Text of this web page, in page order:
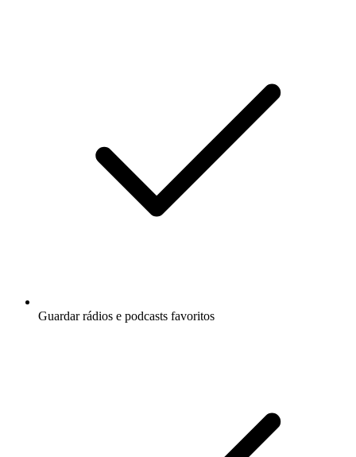
Guardar rádios e podcasts favoritos